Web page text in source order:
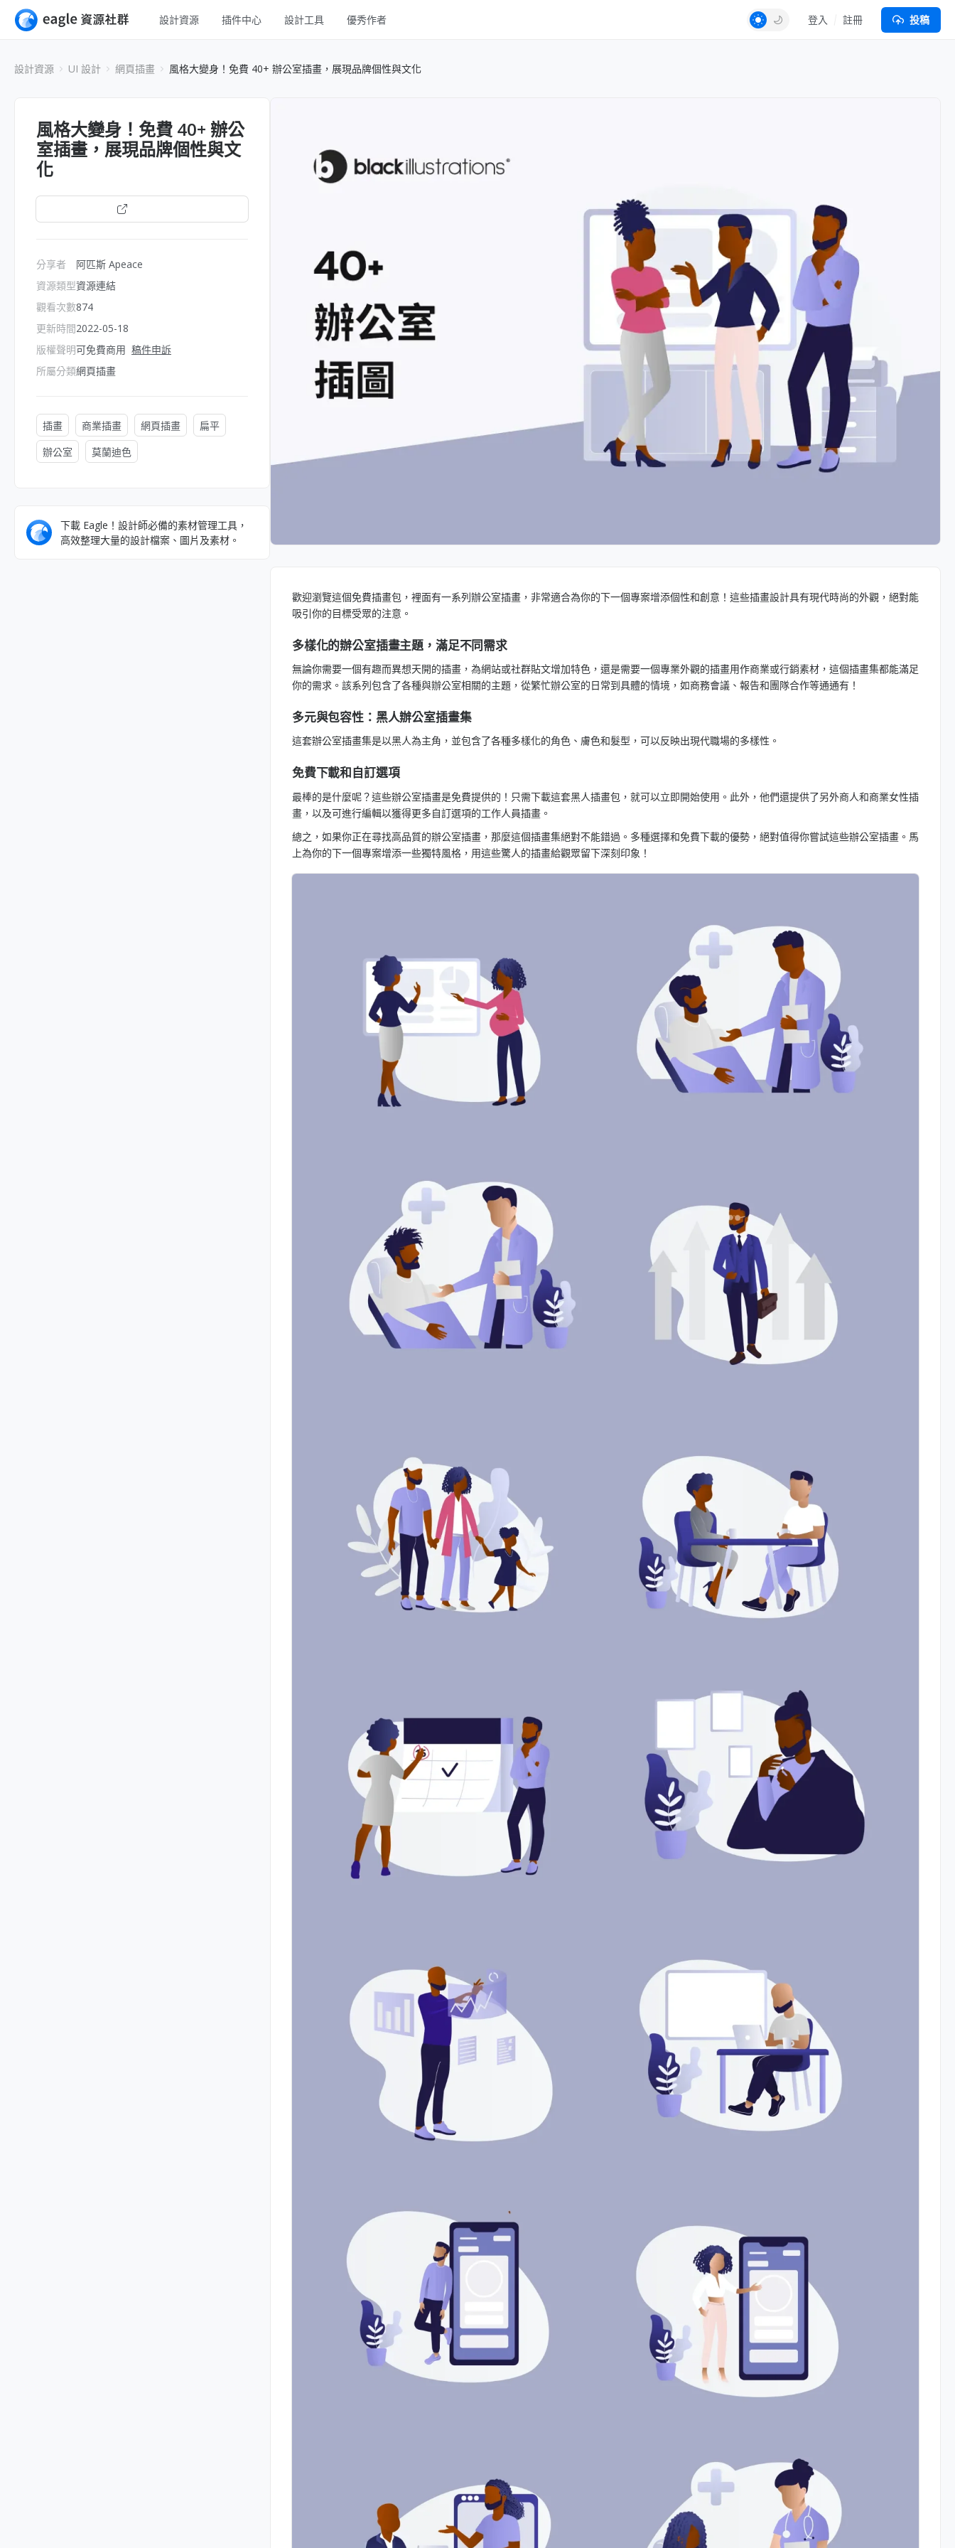
設計資源
插畫設計
遊戲設計
其他
插件中心 設計工具 優秀作者 登入 註冊 投稿
設計資源 UI 設計 網頁插畫 風格大變身！免費 40+ 辦公室插畫，展現品牌個性與文化
風格大變身！免費 40+ 辦公
室插畫，展現品牌個性與文
化
分享者
資源類型
觀看次數
更新時間
版權聲明
所屬分類
阿匹斯 Apeace
資源連結
874
2022-05-18
可免費商用 稿件申訴
網頁插畫
插畫 商業插畫 網頁插畫
扁平
辦公室
莫蘭迪色
下載 Eagle！設計師必備的素材管理工具，
高效整理大量的設計檔案、圖片及素材。
歡迎瀏覽這個免費插畫包，裡面有一系列辦公室插畫，非常適合為你的下一個專案增添個性和創意！這些插畫設計具有現代時尚的外觀，絕對能
吸引你的目標受眾的注意。
多樣化的辦公室插畫主題，滿足不同需求
無論你需要一個有趣而異想天開的插畫，為網站或社群貼文增加特色，還是需要一個專業外觀的插畫用作商業或行銷素材，這個插畫集都能滿足
你的需求。該系列包含了各種與辦公室相關的主題，從繁忙辦公室的日常到具體的情境，如商務會議、報告和團隊合作等通通有！
多元與包容性：黑人辦公室插畫集
這套辦公室插畫集是以黑人為主角，並包含了各種多樣化的角色、膚色和髮型，可以反映出現代職場的多樣性。
免費下載和自訂選項
最棒的是什麼呢？這些辦公室插畫是免費提供的！只需下載這套黑人插畫包，就可以立即開始使用。此外，他們還提供了另外商人和商業女性插
畫，以及可進行編輯以獲得更多自訂選項的工作人員插畫。
總之，如果你正在尋找高品質的辦公室插畫，那麼這個插畫集絕對不能錯過。多種選擇和免費下載的優勢，絕對值得你嘗試這些辦公室插畫。馬
上為你的下一個專案增添一些獨特風格，用這些驚人的插畫給觀眾留下深刻印象！